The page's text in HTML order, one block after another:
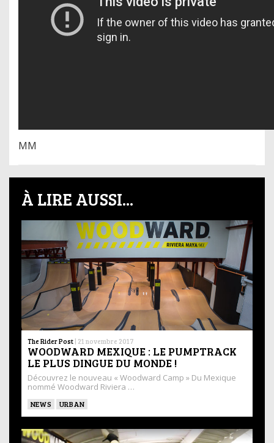
MM
À LIRE AUSSI...
The Rider Post | 21 novembre 2017
WOODWARD MEXIQUE : LE PUMPTRACK
LE PLUS DINGUE DU MONDE !
Découvrez le nouveau « Woodward Camp » Du Mexique
nommé Woodward Riviera …
NEWS URBAN